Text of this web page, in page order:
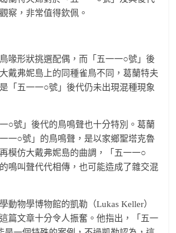
察，非常值得欽佩。
喙形狀挑選配偶，而「五一一○號」後
戴弗妮島上的同種雀鳥不同，葛蘭特夫
「五一一○號」後代仍未出現混種現象
號」後代的鳥鳴聲也十分特別。葛蘭
一○號」的鳥鳴聲，是以家鄉聖塔克魯
模仿大戴弗妮島的曲調，「五一一○
鳴叫聲代代相傳，也可能造成了雜交混
物學博物館的凱勒（Lukas Keller）
篇文章十分令人振奮。他指出，「五一